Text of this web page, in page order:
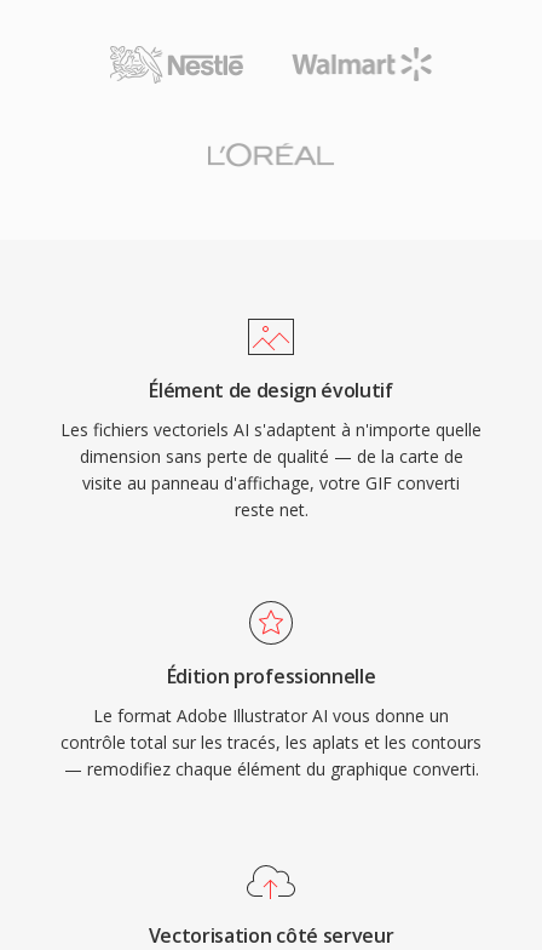
Élément de design évolutif
Les fichiers vectoriels AI s'adaptent à n'importe quelle
dimension sans perte de qualité — de la carte de
visite au panneau d'affichage, votre GIF converti
reste net.
Édition professionnelle
Le format Adobe Illustrator AI vous donne un
contrôle total sur les tracés, les aplats et les contours
— remodifiez chaque élément du graphique converti.
Vectorisation côté serveur